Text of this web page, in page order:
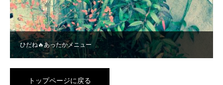
ひだね🔥あったかメニュー
トップページに戻る